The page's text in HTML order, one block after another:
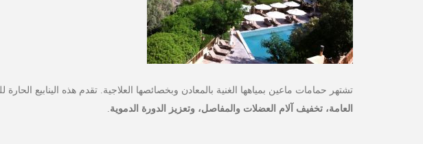
تشتهر حمامات ماعين بمياهها الغنية بالمعادن وبخصائصها العلاجية. تقدم هذه الينابيع
العامة، تخفيف آلام العضلات والمفاصل، وتعزيز الدورة الدموية.